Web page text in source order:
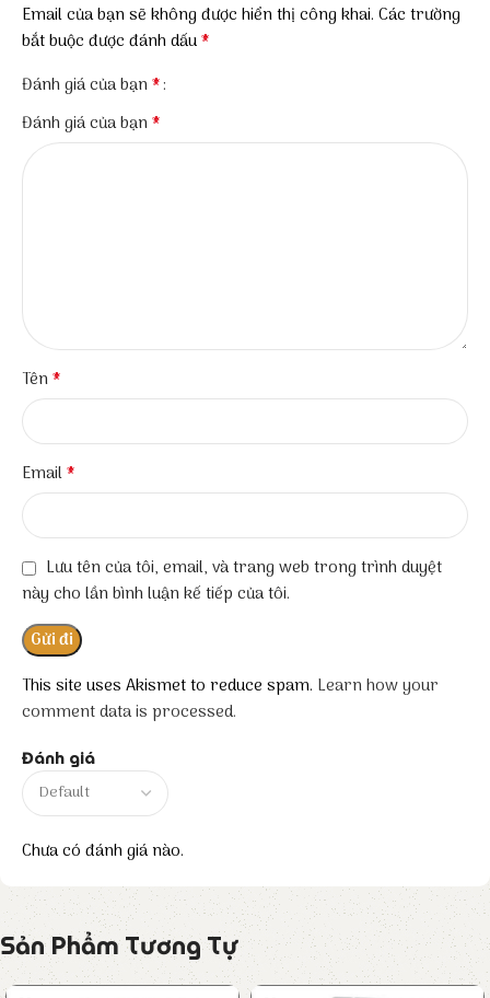
Đánh giá
Chưa có đánh giá nào.
Email của bạn sẽ không được hiển thị công khai. Các trường
bắt buộc được đánh dấu*
Đánh giá của bạn*
Đánh giá của bạn*
Tên*
Email*
Lưu tên của tôi, email, và trang web trong trình duyệt
này cho lần bình luận kế tiếp của tôi.
This site uses Akismet to reduce spam. Learn how your
comment data is processed.
Sản Phẩm Tương Tự